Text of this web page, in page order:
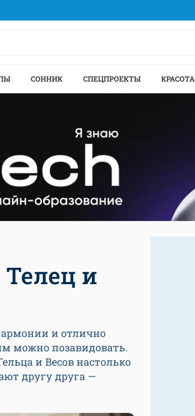
СОННИК СПЕЦПРОЕКТЫ КРАСОТА
и
и отлично
можно позавидовать.
и Весов настолько
другу друга —